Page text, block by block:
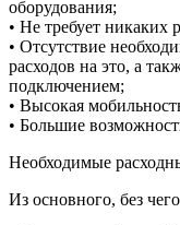
оборудования;
• Не требует никаких
• Отсутствие
расходов на это, а
подключением;
• Высокая
• Большие
Необходимые
Из основного, без